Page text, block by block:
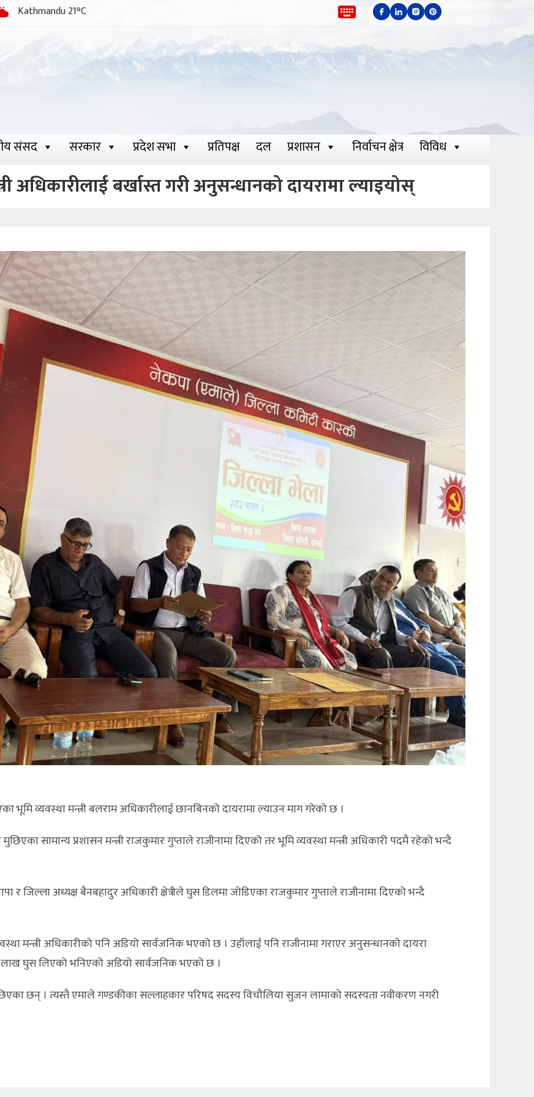
Kathmandu 21°C
संसद सरकार प्रदेश सभा प्रतिपक्ष दल प्रशासन निर्वाचन क्षेत्र विविध
अधिकारीलाई बर्खास्त गरी अनुसन्धानको दायरामा ल्याइयोस्
व्यवस्था मन्त्री बलराम अधिकारीलाई छानबिनको दायरामा ल्याउन माग गरेको छ ।
सामान्य प्रशासन मन्त्री राजकुमार गुप्ताले राजीनामा दिएको तर भूमि व्यवस्था मन्त्री अधिकारी पदमै रहेको भन्दै
र जिल्ला अध्यक्ष बैनबहादुर अधिकारी क्षेत्रीले घुस डिलमा जोडिएका राजकुमार गुप्ताले राजीनामा दिएको भन्दै
मन्त्री अधिकारीको पनि अडियो सार्वजनिक भएको छ । उहाँलाई पनि राजीनामा गराएर अनुसन्धानको दायरा
लाख घुस लिएको भनिएको अडियो सार्वजनिक भएको छ ।
छन् । त्यस्तै एमाले गण्डकीका सल्लाहकार परिषद सदस्य विचौलिया सुजन लामाको सदस्यता नवीकरण नगरी